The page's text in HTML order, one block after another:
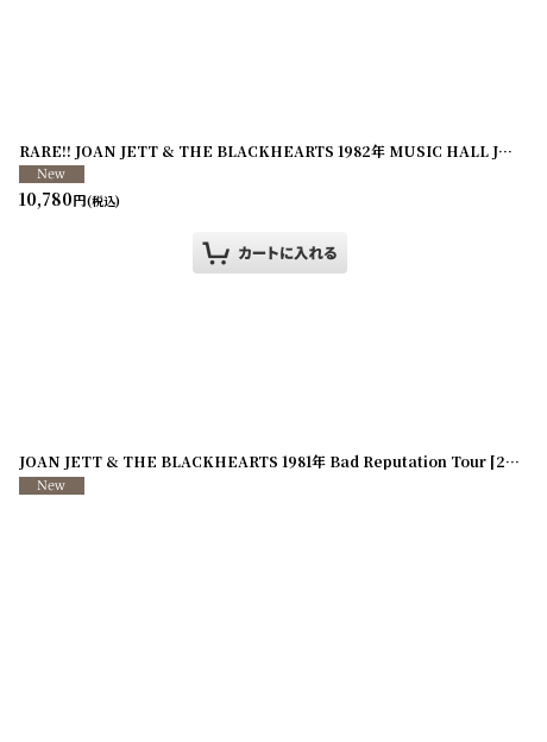
RARE!! JOAN JETT & THE BLACKHEARTS 1982年 MUSIC HALL JULY 16 1982 RADIO PASS
10,780円(税込)
JOAN JETT & THE BLACKHEARTS 1981年 Bad Reputation Tour [251113-82